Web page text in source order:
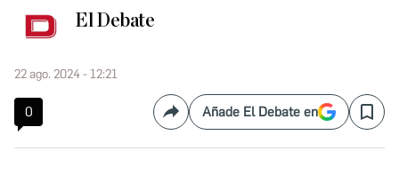
El Debate
22 ago. 2024 - 12:21
0 CompartirAñade El Debate en Save